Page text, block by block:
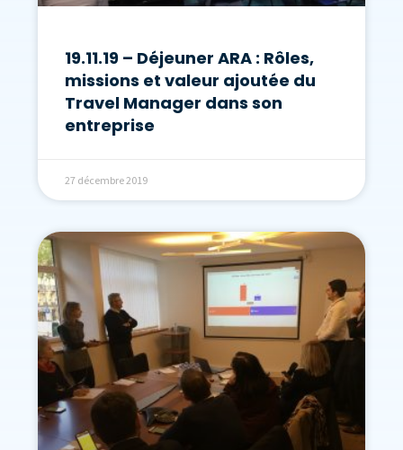
19.11.19 – Déjeuner ARA : Rôles,
missions et valeur ajoutée du
Travel Manager dans son
entreprise
27 décembre 2019